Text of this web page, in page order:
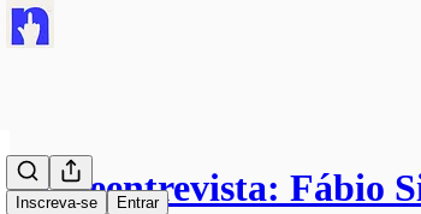
Inscreva-se Entrar
#naoeentrevista: Fábio